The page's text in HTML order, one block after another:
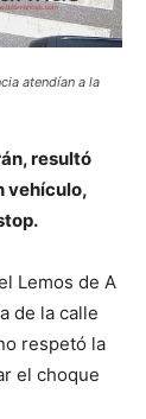
atendían a la
resultó
vehículo,
Lemos de A
de la calle
respetó la
el choque